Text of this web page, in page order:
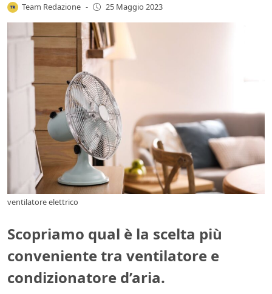
Team Redazione - 25 Maggio 2023
ventilatore elettrico
Scopriamo qual è la scelta più
conveniente tra ventilatore e
condizionatore d’aria.